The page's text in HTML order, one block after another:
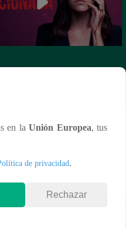
Viernes 06 de diciembre –
en laUnión Europea, tus
de privacidad.
Rechazar